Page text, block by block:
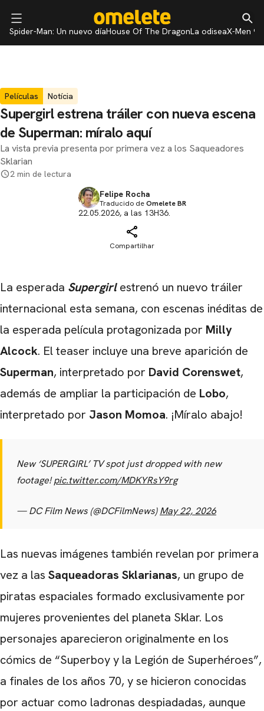
Spider-Man: Un nuevo díaHouse Of The DragonLa odiseaX-Men 97
Películas Notícia
Supergirl estrena tráiler con nueva escena
de Superman: míralo aquí
La vista previa presenta por primera vez a los Saqueadores
Sklarian
2 min de lectura
Felipe Rocha
Traducido deOmelete BR
22.05.2026, a las 13H36.
Compartilhar
La esperada Supergirlestrenó un nuevo tráiler
internacional esta semana, con escenas inéditas de
la esperada película protagonizada por Milly
Alcock. El teaser incluye una breve aparición de
Superman, interpretado por David Corenswet,
además de ampliar la participación de Lobo,
interpretado por Jason Momoa. ¡Míralo abajo!
New ‘SUPERGIRL’ TV spot just dropped with new
footage!pic.twitter.com/MDKYRsY9rg
— DC Film News (@DCFilmNews)May 22, 2026
Las nuevas imágenes también revelan por primera
vez a las Saqueadoras Sklarianas, un grupo de
piratas espaciales formado exclusivamente por
mujeres provenientes del planeta Sklar. Los
personajes aparecieron originalmente en los
cómics de “Superboy y la Legión de Superhéroes”,
a finales de los años 70, y se hicieron conocidas
por actuar como ladronas despiadadas, aunque